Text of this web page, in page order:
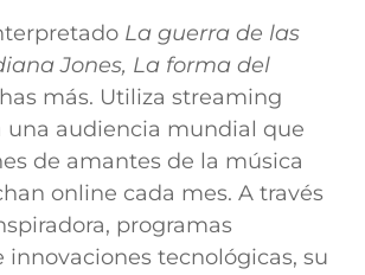
La guerra de las
Jones, La forma del
más. Utiliza streaming
una audiencia mundial que
de amantes de la música
online cada mes. A través
programas
innovaciones tecnológicas, su